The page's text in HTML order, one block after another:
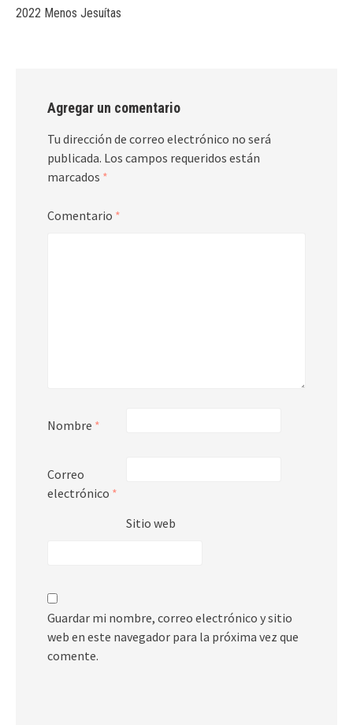
2022 Menos Jesuítas
Agregar un comentario
Tu dirección de correo electrónico no será
publicada. Los campos requeridos están
marcados *
Comentario *
Nombre *
Correo
electrónico *
Sitio web
Guardar mi nombre, correo electrónico y sitio
web en este navegador para la próxima vez que
comente.